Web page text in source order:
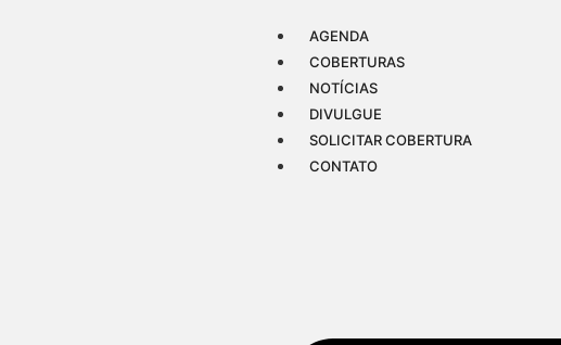
AGENDA
COBERTURAS
NOTÍCIAS
DIVULGUE
SOLICITAR COBERTURA
CONTATO